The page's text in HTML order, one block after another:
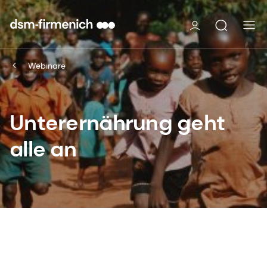
Webinare
Unterernährung geht
alle an